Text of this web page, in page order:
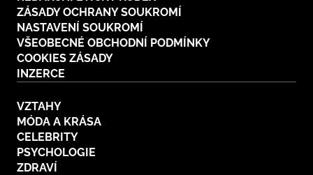
ZÁSADY OCHRANY SOUKROMÍ
NASTAVENÍ SOUKROMÍ
VŠEOBECNÉ OBCHODNÍ PODMÍNKY
COOKIES ZÁSADY
INZERCE
VZTAHY
MÓDA A KRÁSA
CELEBRITY
PSYCHOLOGIE
ZDRAVÍ